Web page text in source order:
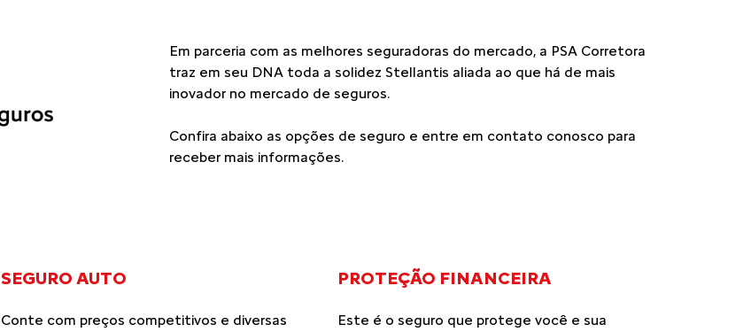
Em parceria com as melhores seguradoras do mercado, a PSA Corretora
traz em seu DNA toda a solidez Stellantis aliada ao que há de mais
inovador no mercado de seguros.
Confira abaixo as opções de seguro e entre em contato conosco para
receber mais informações.
SEGURO AUTO
Conte com preços competitivos e diversas
PROTEÇÃO FINANCEIRA
Este é o seguro que protege você e sua